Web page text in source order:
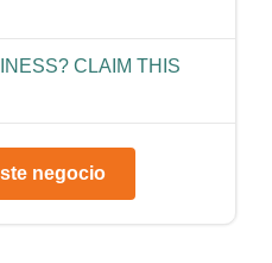
CLAIM THIS
negocio